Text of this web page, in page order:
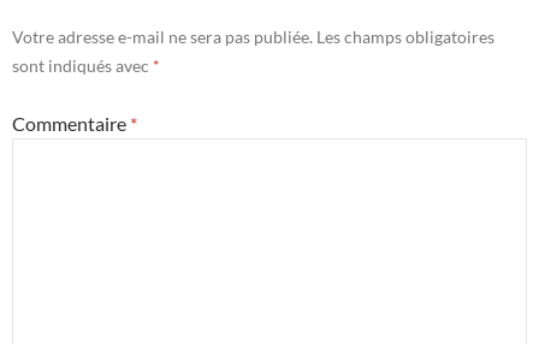
Votre adresse e-mail ne sera pas publiée. Les champs obligatoires
sont indiqués avec *
Commentaire *